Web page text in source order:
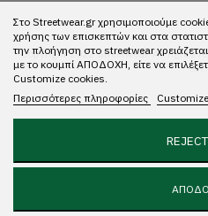
Στο Streetwear.gr χρησιμοποιούμε
χρήσης των επισκεπτών και στα
την πλοήγηση στο streetwear
με το κουμπί ΑΠΟΔΟΧΗ, είτε να
Customize cookies.
Περισσότερες πληροφορίες
Copyright 2022 Streetwear. All rights
GR.